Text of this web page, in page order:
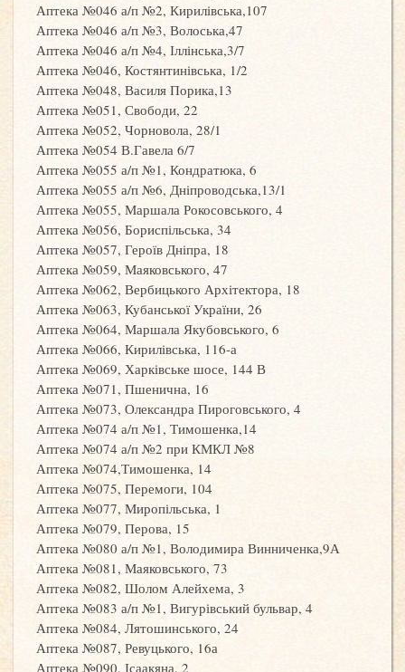
Аптека №046 а/п №2, Кирилівська,107
Аптека №046 а/п №3, Волоська,47
Аптека №046 а/п №4, Іллінська,3/7
Аптека №046, Костянтинівська, 1/2
Аптека №048, Василя Порика,13
Аптека №051, Свободи, 22
Аптека №052, Чорновола, 28/1
Аптека №054 В.Гавела 6/7
Аптека №055 а/п №1, Кондратюка, 6
Аптека №055 а/п №6, Дніпроводська,13/1
Аптека №055, Маршала Рокосовського, 4
Аптека №056, Бориспільська, 34
Аптека №057, Героїв Дніпра, 18
Аптека №059, Маяковського, 47
Аптека №062, Вербицького Архітектора, 18
Аптека №063, Кубанської України, 26
Аптека №064, Маршала Якубовського, 6
Аптека №066, Кирилівська, 116-а
Аптека №069, Харківське шосе, 144 В
Аптека №071, Пшенична, 16
Аптека №073, Олександра Пироговського, 4
Аптека №074 а/п №1, Тимошенка,14
Аптека №074 а/п №2 при КМКЛ №8
Аптека №074,Тимошенка, 14
Аптека №075, Перемоги, 104
Аптека №077, Миропільська, 1
Аптека №079, Перова, 15
Аптека №080 а/п №1, Володимира Винниченка,9А
Аптека №081, Маяковського, 73
Аптека №082, Шолом Алейхема, 3
Аптека №083 а/п №1, Вигурівський бульвар, 4
Аптека №084, Лятошинського, 24
Аптека №087, Ревуцького, 16а
Аптека №090, Ісаакяна, 2